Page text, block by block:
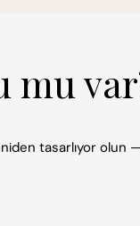
mu
tasarlıyor